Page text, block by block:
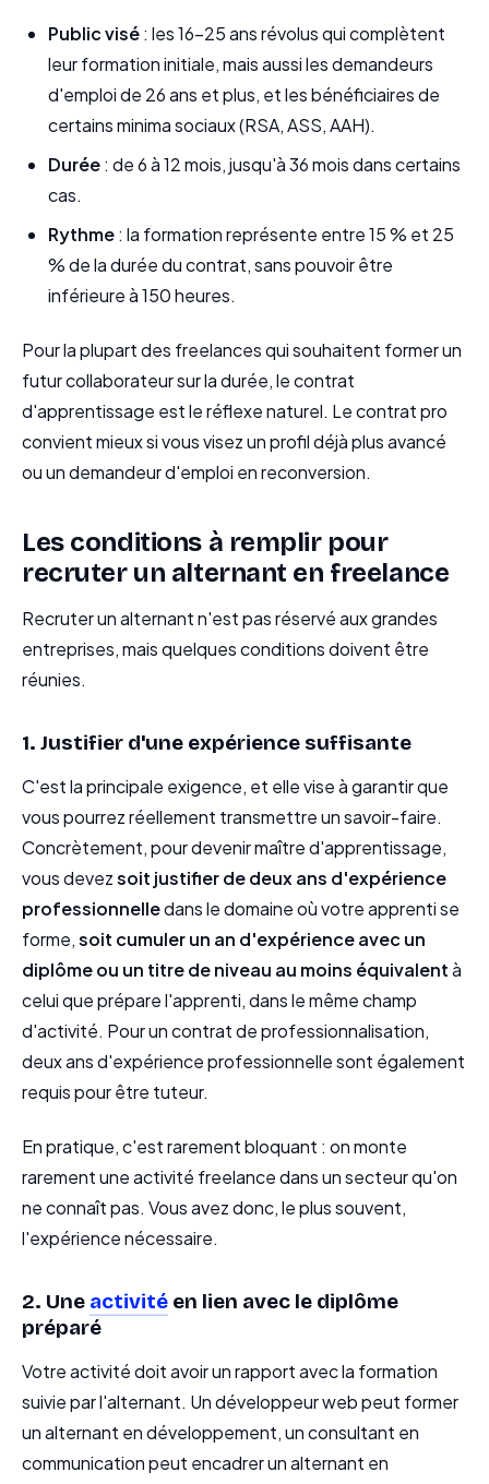
Public visé: les 16-25 ans révolus qui complètent
leur formation initiale, mais aussi les demandeurs
d'emploi de 26 ans et plus, et les bénéficiaires de
certains minima sociaux (RSA, ASS, AAH).
Durée: de 6 à 12 mois, jusqu'à 36 mois dans certains
cas.
Rythme: la formation représente entre 15 % et 25
% de la durée du contrat, sans pouvoir être
inférieure à 150 heures.
Pour la plupart des freelances qui souhaitent former un
futur collaborateur sur la durée, le contrat
d'apprentissage est le réflexe naturel. Le contrat pro
convient mieux si vous visez un profil déjà plus avancé
ou un demandeur d'emploi en reconversion.
Les conditions à remplir pour
recruter un alternant en freelance
Recruter un alternant n'est pas réservé aux grandes
entreprises, mais quelques conditions doivent être
réunies.
1. Justifier d'une expérience suffisante
C'est la principale exigence, et elle vise à garantir que
vous pourrez réellement transmettre un savoir-faire.
Concrètement, pour devenir maître d'apprentissage,
vous devezsoit justifier de deux ans d'expérience
professionnelledans le domaine où votre apprenti se
forme,soit cumuler un an d'expérience avec un
diplôme ou un titre de niveau au moins équivalentà
celui que prépare l'apprenti, dans le même champ
d'activité. Pour un contrat de professionnalisation,
deux ans d'expérience professionnelle sont également
requis pour être tuteur.
En pratique, c'est rarement bloquant : on monte
rarement une activité freelance dans un secteur qu'on
ne connaît pas. Vous avez donc, le plus souvent,
l'expérience nécessaire.
2. Une activité en lien avec le diplôme
préparé
Votre activité doit avoir un rapport avec la formation
suivie par l'alternant. Un développeur web peut former
un alternant en développement, un consultant en
communication peut encadrer un alternant en